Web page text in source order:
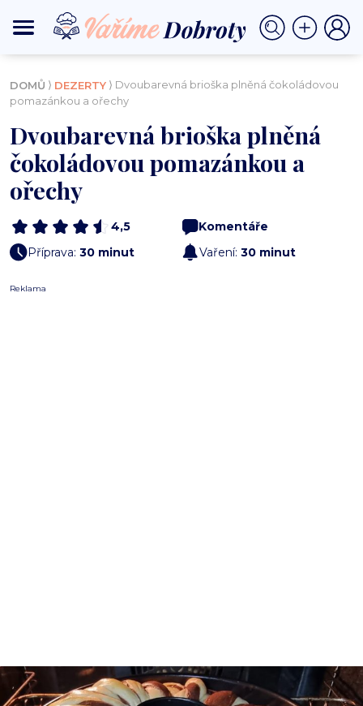
DOMŮ ⟩ DEZERTY ⟩ Dvoubarevná brioška plněná čokoládovou
pomazánkou a ořechy
Dvoubarevná brioška plněná
čokoládovou pomazánkou a
ořechy
4,5
Komentáře
Příprava: 30 minut Vaření: 30 minut
Reklama